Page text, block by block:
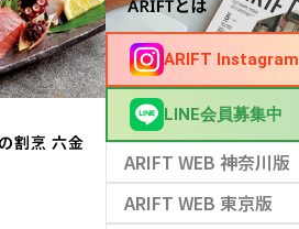
割烹 六金
ARIFT Instagram
LINE会員募集中
ARIFT WEB 神奈川版
ARIFT WEB 東京版